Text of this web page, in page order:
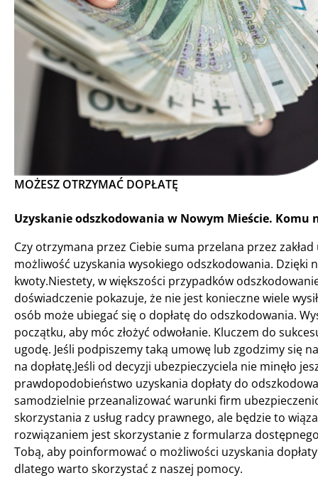
MOŻESZ OTRZYMAĆ DOPŁATĘ
Uzyskanie odszkodowania w Nowym Mieście. Komu
Czy otrzymana przez Ciebie suma przelana przez
możliwość uzyskania wysokiego odszkodowania.
kwoty.Niestety, w większości przypadków
doświadczenie pokazuje, że nie jest konieczne wiele
osób może ubiegać się o dopłatę do odszkodowania.
początku, aby móc złożyć odwołanie. Kluczem do
ugodę. Jeśli podpiszemy taką umowę lub zgodzimy się
na dopłatę.Jeśli od decyzji ubezpieczyciela nie minęło
prawdopodobieństwo uzyskania dopłaty do
samodzielnie przeanalizować warunki firm
skorzystania z usług radcy prawnego, ale będzie to
rozwiązaniem jest skorzystanie z formularza
Tobą, aby poinformować o możliwości uzyskania
dlatego warto skorzystać z naszej pomocy.